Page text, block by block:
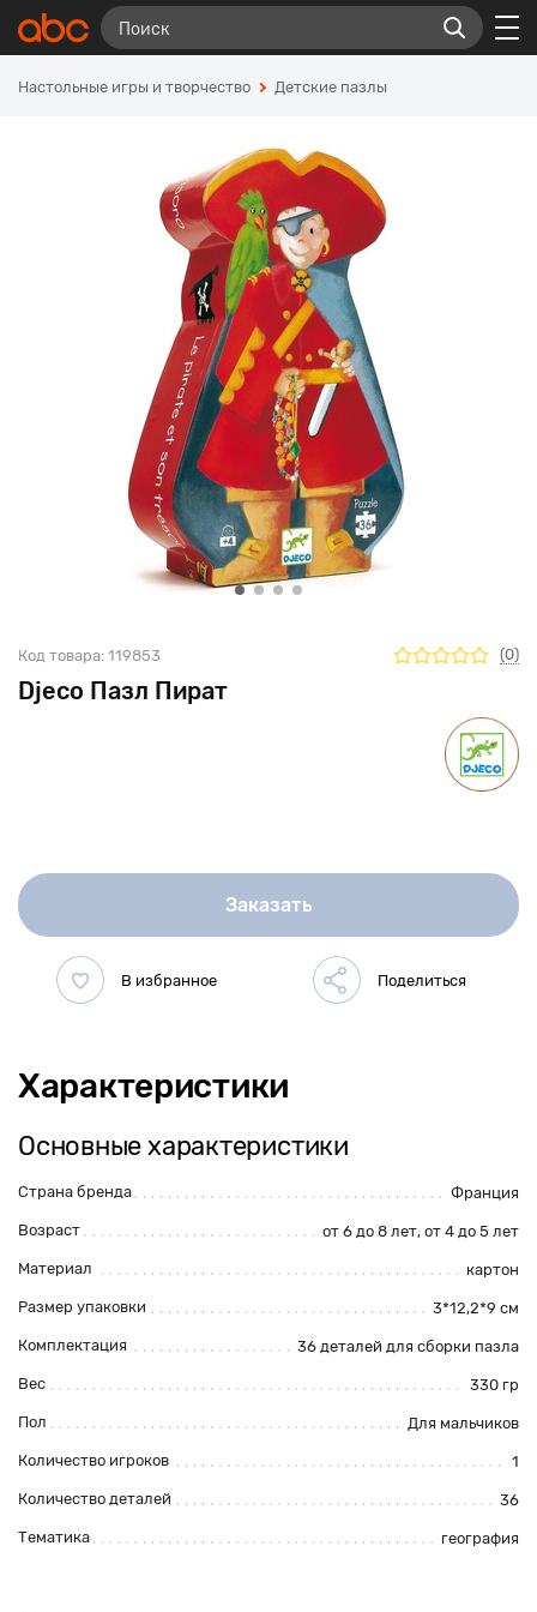
Настольные игры и творчество Детские пазлы
Djeco Пазл Пират
Код товара: 119853 (0)
Заказать
Характеристики
Основные характеристики
Страна бренда Франция
Возраст от 6 до 8 лет, от 4 до 5 лет
Материал картон
Размер упаковки 3*12,2*9 см
Комплектация 36 деталей для сборки пазла
Вес 330 гр
Пол Для мальчиков
Количество игроков 1
Количество деталей 36
Тематика география